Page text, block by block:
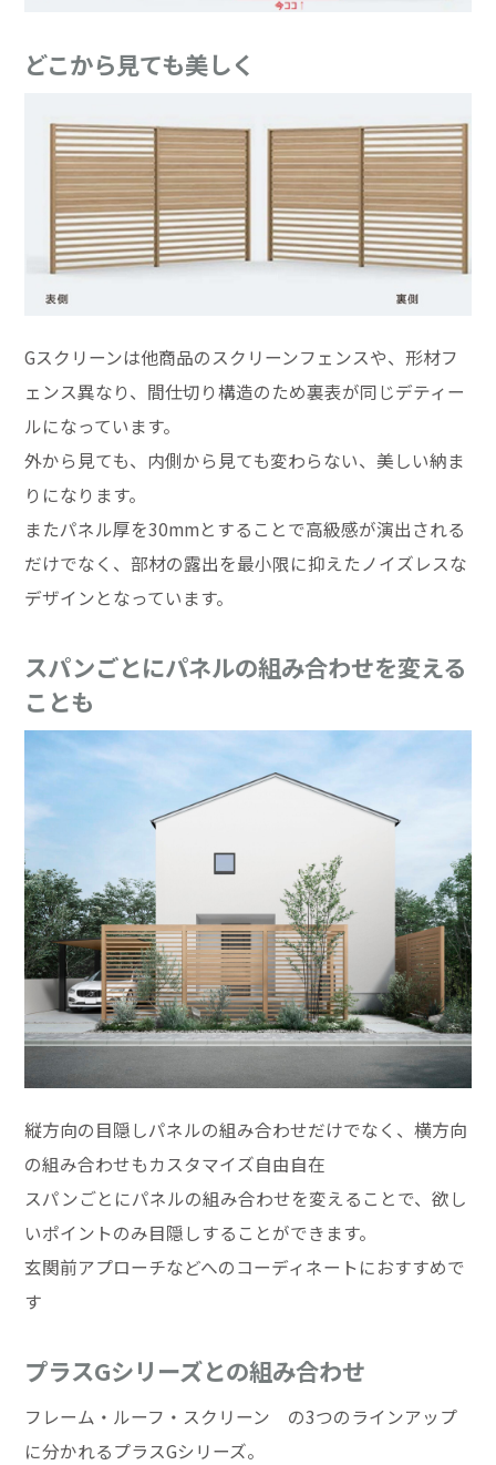
どこから見ても美しく
Gスクリーンは他商品のスクリーンフェンスや、形材フ
ェンス異なり、間仕切り構造のため裏表が同じデティー
ルになっています。
外から見ても、内側から見ても変わらない、美しい納ま
りになります。
またパネル厚を30mmとすることで高級感が演出される
だけでなく、部材の露出を最小限に抑えたノイズレスな
デザインとなっています。
スパンごとにパネルの組み合わせを変える
ことも
縦方向の目隠しパネルの組み合わせだけでなく、横方向
の組み合わせもカスタマイズ自由自在
スパンごとにパネルの組み合わせを変えることで、欲し
いポイントのみ目隠しすることができます。
玄関前アプローチなどへのコーディネートにおすすめで
す
プラスGシリーズとの組み合わせ
フレーム・ルーフ・スクリーン の3つのラインアップ
に分かれるプラスGシリーズ。